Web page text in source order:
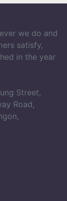
we do and
satisfy,
in the year
Street,
Road,